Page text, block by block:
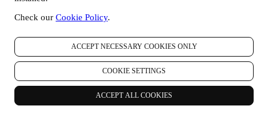
Check our Cookie Policy.
ACCEPT NECESSARY COOKIES ONLY
COOKIE SETTINGS
ACCEPT ALL COOKIES
VERBETEREN
aanbiedingen af te stemmen op uw behoeften en voorkeuren
om u een gepersonaliseerde Le Creuset-klantervaring te
bieden. Wij doen dit door uw gewoontes of interesses te
analyseren, bijvoorbeeld met betrekking tot de meest bekeken
producten, uw interactie met ons op sociale media, welke
pagina's van onze Website u bezoekt, welke inhoud van onze
aanbiedingen u leest. Wij doen dit voornamelijk door middel